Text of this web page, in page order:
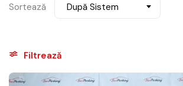
Sortează După Sistem
Filtrează